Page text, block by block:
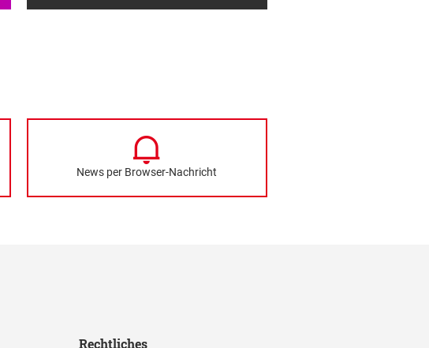
News per Browser-Nachricht
Rechtliches